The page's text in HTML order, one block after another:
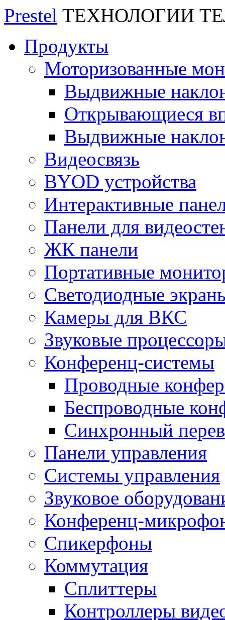
Prestel ТЕХНОЛОГИИ
Продукты
Моторизованные
Выдвижные
Открывающиеся
Выдвижные
Видеосвязь
BYOD устройства
Интерактивные
Панели для
ЖК панели
Портативные
Светодиодные
Камеры для ВКС
Звуковые
Конференц-системы
Проводные
Беспроводные
Синхронный
Панели управления
Системы управления
Звуковое
Конференц-
Спикерфоны
Коммутация
Сплиттеры
Контроллеры